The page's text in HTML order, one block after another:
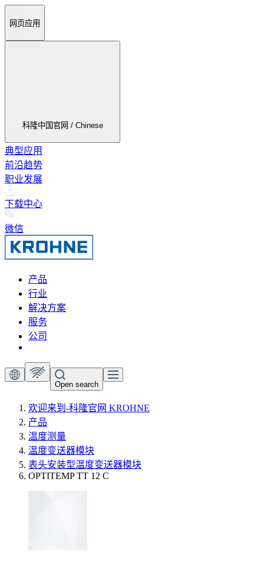
网页应用
科隆中国官网 / Chinese
典型应用
前沿趋势
职业发展
下载中心
微信
产品
行业
解决方案
服务
公司
Open search
欢迎来到-科隆官网 KROHNE
产品
温度测量
温度变送器模块
表头安装型温度变送器模块
OPTITEMP TT 12 C